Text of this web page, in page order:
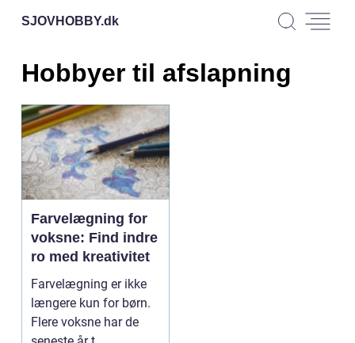
SJOVHOBBY.dk
Hobbyer til afslapning
Farvelægning for
voksne: Find indre
ro med kreativitet
Farvelægning er ikke
længere kun for børn.
Flere voksne har de